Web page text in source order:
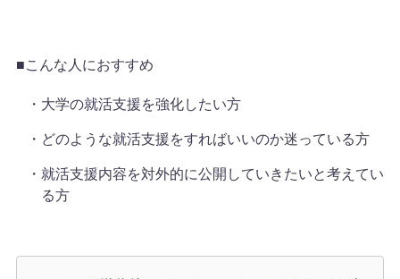
■こんな人におすすめ
大学の就活支援を強化したい方
どのような就活支援をすればいいのか迷っている方
就活支援内容を対外的に公開していきたいと考えてい
る方